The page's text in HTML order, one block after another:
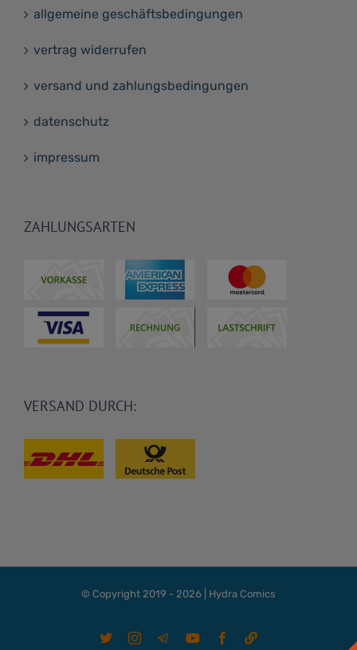
allgemeine geschäftsbedingungen
vertrag widerrufen
versand und zahlungsbedingungen
datenschutz
impressum
ZAHLUNGSARTEN
VERSAND DURCH:
© Copyright 2019 - 2026 | Hydra Comics
X Instagram
TelegramYouTubeFacebookLinktree